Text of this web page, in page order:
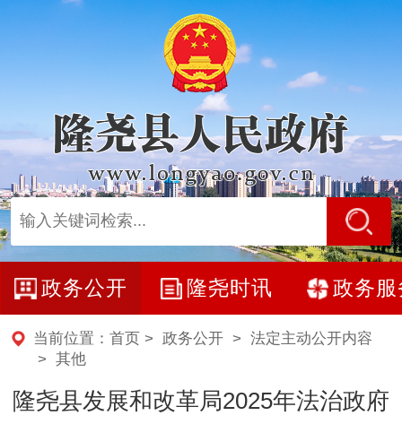
政务公开 隆尧时讯 政务服
当前位置： 首页 > 政务公开> 法定主动公开内容
> 其他
隆尧县发展和改革局2025年法治政府